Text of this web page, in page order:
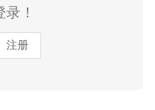
！
注册